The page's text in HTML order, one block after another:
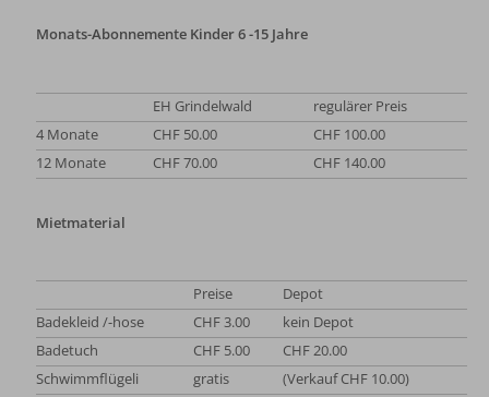
Monats-Abonnemente Kinder 6 -15 Jahre
EH Grindelwald
regulärer Preis
4 Monate
CHF 50.00
CHF 100.00
12 Monate
CHF 70.00 CHF 140.00
Mietmaterial
Preise
Depot
Badekleid /-hose
CHF 3.00
kein Depot
Badetuch
CHF 5.00
CHF 20.00
Schwimmflügeli
gratis (Verkauf CHF 10.00)